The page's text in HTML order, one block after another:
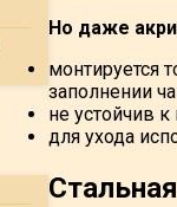
Но даже
монтируется
заполнении
не устойчив
для ухода